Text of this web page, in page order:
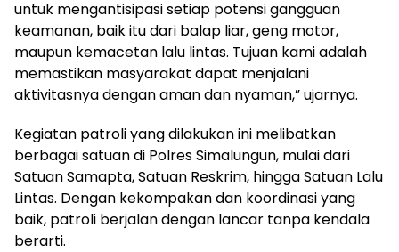
untuk mengantisipasi setiap potensi gangguan
keamanan, baik itu dari balap liar, geng motor,
maupun kemacetan lalu lintas. Tujuan kami adalah
memastikan masyarakat dapat menjalani
aktivitasnya dengan aman dan nyaman,” ujarnya.
Kegiatan patroli yang dilakukan ini melibatkan
berbagai satuan di Polres Simalungun, mulai dari
Satuan Samapta, Satuan Reskrim, hingga Satuan Lalu
Lintas. Dengan kekompakan dan koordinasi yang
baik, patroli berjalan dengan lancar tanpa kendala
berarti.